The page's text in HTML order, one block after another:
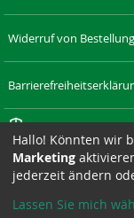
Widerruf von
Cookie-Einstellungen
Hallo! Könnten wir
Marketing
jederzeit ändern
Lassen Sie mich